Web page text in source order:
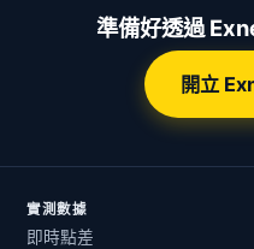
準備好透過
開立
實測數據
即時點差